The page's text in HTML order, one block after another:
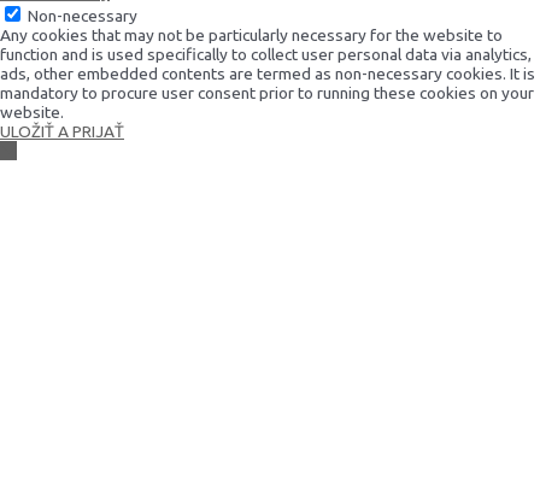
Non-necessary
Any cookies that may not be particularly necessary for the website to
function and is used specifically to collect user personal data via analytics,
ads, other embedded contents are termed as non-necessary cookies. It is
mandatory to procure user consent prior to running these cookies on your
website.
ULOŽIŤ A PRIJAŤ